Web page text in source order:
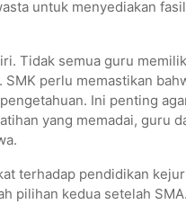
untuk menyediakan
Tidak semua guru
perlu memastikan
Ini penting
yang memadai, guru
terhadap pendidikan
pilihan kedua setelah